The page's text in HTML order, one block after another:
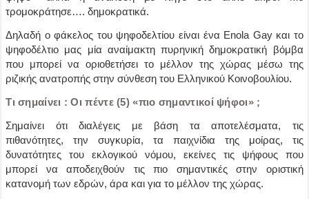
τρομοκράτησε…. δημοκρατικά.
Δηλαδή ο φάκελος του ψηφοδελτίου είναι ένα Enola Gay και το
ψηφοδέλτιο μας μία αναίμακτη πυρηνική δημοκρατική βόμβα
που μπορεί να οριοθετήσει το μέλλον της χώρας μέσω της
ριζικής ανατροπής στην σύνθεση του Ελληνικού Κοινοβουλίου.
Τι σημαίνει : Οι πέντε (5) «πιο σημαντικοί ψήφοι» ;
Σημαίνει ότι διαλέγεις με βάση τα αποτελέσματα, τις
πιθανότητες, την συγκυρία, τα παιχνίδια της μοίρας, τις
δυνατότητες του εκλογικού νόμου, εκείνες τις ψήφους που
μπορεί να αποδειχθούν τις πιο σημαντικές στην οριστική
κατανομή των εδρών, άρα και για το μέλλον της χώρας.